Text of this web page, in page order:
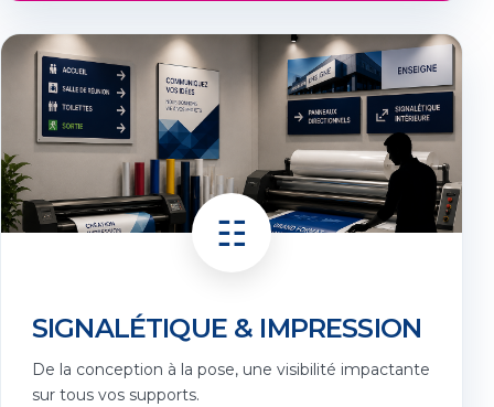
☷
SIGNALÉTIQUE & IMPRESSION
De la conception à la pose, une visibilité impactante
sur tous vos supports.